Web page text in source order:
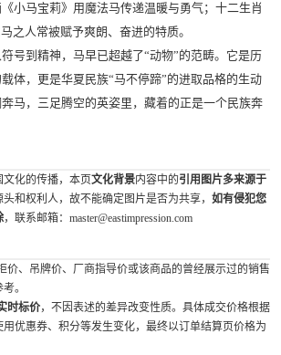
小马宝莉》用魔法马传递温暖与勇气；十二生肖
之人常被赋予爽朗、奋进的特质。
到精神，马早已超越了“动物”的范畴。它是历
体，更是华夏民族“马不停蹄”的进取品格的生动
马，三足腾空的英姿里，藏着的正是一个民族奔
化的传播，本页文化背景内容中的引用图片多来源于
和权利人，故不能确定图片是否为共享， 如有侵犯您
，联系邮箱：master@eastimpression.com
价、吊牌价、厂商指导价或该商品的曾经展示过的销售
。
时标价，不因表述的差异改变性质。具体成交价格根据
优惠券、积分等发生变化，最终以订单结算页价格为